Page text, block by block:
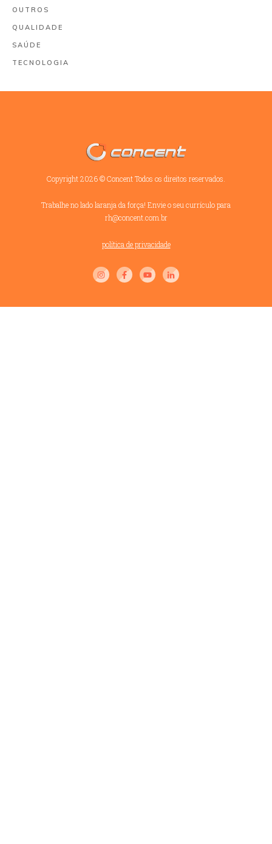
OUTROS
QUALIDADE
SAÚDE
TECNOLOGIA
Copyright2026©ConcentTodos os direitos reservados.
Trabalhe no lado laranja da força! Envie o seu currículo para
rh@concent.com.br
política de privacidade